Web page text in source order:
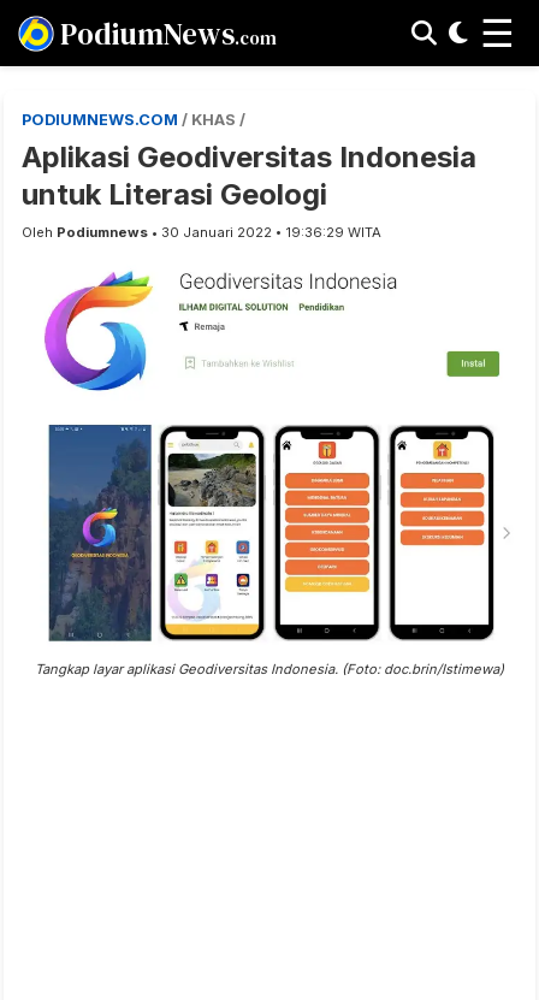
PodiumNews.com ☰
PODIUMNEWS.COM / KHAS /
Aplikasi Geodiversitas Indonesia
untuk Literasi Geologi
Oleh Podiumnews • 30 Januari 2022 • 19:36:29 WITA
Tangkap layar aplikasi Geodiversitas Indonesia. (Foto: doc.brin/Istimewa)